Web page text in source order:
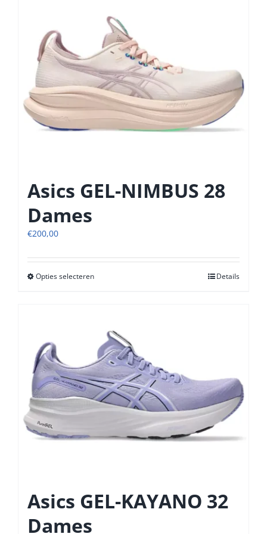
Asics GEL-NIMBUS 28
Dames
€200,00
Opties selecterenDit
variaties.
Deze
optie
kan
gekozen
worden
op
productpagina
Details
Asics GEL-KAYANO 32
Dames